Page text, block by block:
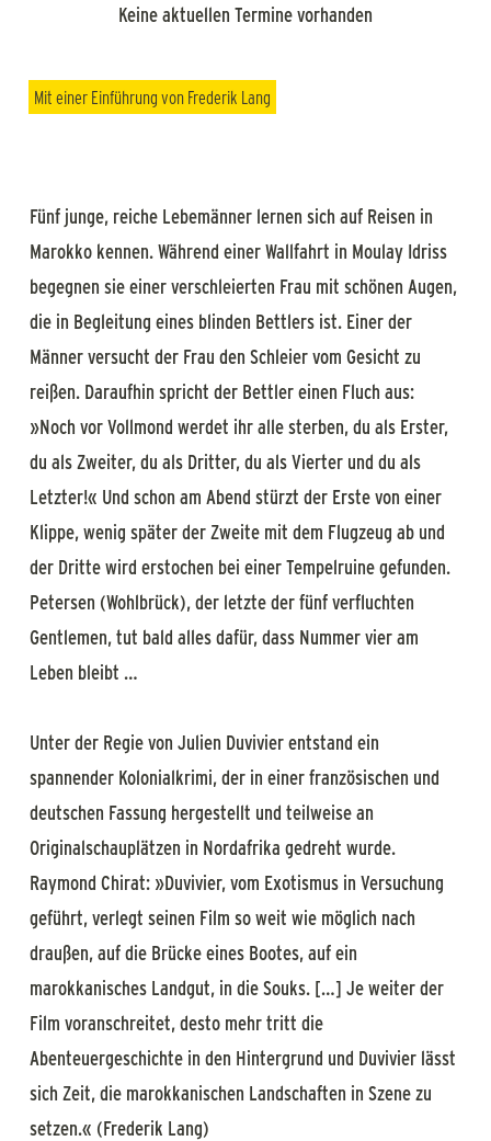
Keine aktuellen Termine vorhanden
Mit einer Einführung von Frederik Lang
Fünf junge, reiche Lebemänner lernen sich auf Reisen in
Marokko kennen. Während einer Wallfahrt in Moulay Idriss
begegnen sie einer verschleierten Frau mit schönen Augen,
die in Begleitung eines blinden Bettlers ist. Einer der
Männer versucht der Frau den Schleier vom Gesicht zu
reißen. Daraufhin spricht der Bettler einen Fluch aus:
»Noch vor Vollmond werdet ihr alle sterben, du als Erster,
du als Zweiter, du als Dritter, du als Vierter und du als
Letzter!« Und schon am Abend stürzt der Erste von einer
Klippe, wenig später der Zweite mit dem Flugzeug ab und
der Dritte wird erstochen bei einer Tempelruine gefunden.
Petersen (Wohlbrück), der letzte der fünf verfluchten
Gentlemen, tut bald alles dafür, dass Nummer vier am
Leben bleibt …
Unter der Regie von Julien Duvivier entstand ein
spannender Kolonialkrimi, der in einer französischen und
deutschen Fassung hergestellt und teilweise an
Originalschauplätzen in Nordafrika gedreht wurde.
Raymond Chirat: »Duvivier, vom Exotismus in Versuchung
geführt, verlegt seinen Film so weit wie möglich nach
draußen, auf die Brücke eines Bootes, auf ein
marokkanisches Landgut, in die Souks. […] Je weiter der
Film voranschreitet, desto mehr tritt die
Abenteuergeschichte in den Hintergrund und Duvivier lässt
sich Zeit, die marokkanischen Landschaften in Szene zu
setzen.« (Frederik Lang)